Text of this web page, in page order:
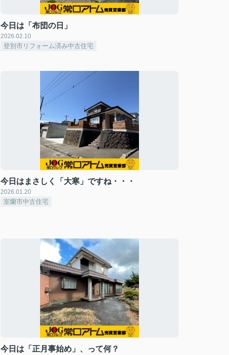
今日は「布団の日」
2026.02.10
登別市リフォーム済み中古住宅
今日はまさしく「大寒」ですね・・・
2026.01.20
室蘭市中古住宅
今日は「正月事始め」、って何？